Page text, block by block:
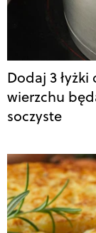
Dodaj 3
wierzchu
soczyste